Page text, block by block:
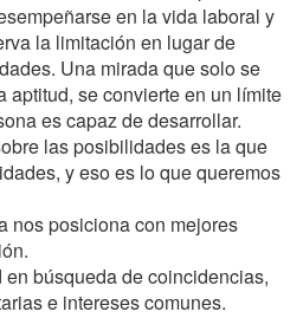
en la vida laboral y
la limitación en lugar de
Una mirada que solo se
aptitud, se convierte en un límite
es capaz de desarrollar.
las posibilidades es la que
y eso es lo que queremos
nos posiciona con mejores
búsqueda de coincidencias,
e intereses comunes.